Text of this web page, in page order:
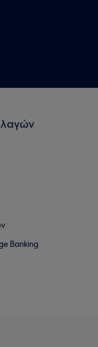
Banking